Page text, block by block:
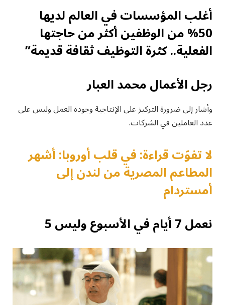
أغلب المؤسسات في العالم لديها
50% من الوظفين أكثر من حاجتها
الفعلية.. كثرة التوظيف ثقافة قديمة”
رجل الأعمال محمد العبار
وأشار إلى ضرورة التركيز على الإنتاجية وجودة العمل وليس على
عدد العاملين في الشركات.
لا تفوّت قراءة: في قلب أوروبا: أشهر
المطاعم المصرية من لندن إلى
أمستردام
نعمل 7 أيام في الأسبوع وليس 5